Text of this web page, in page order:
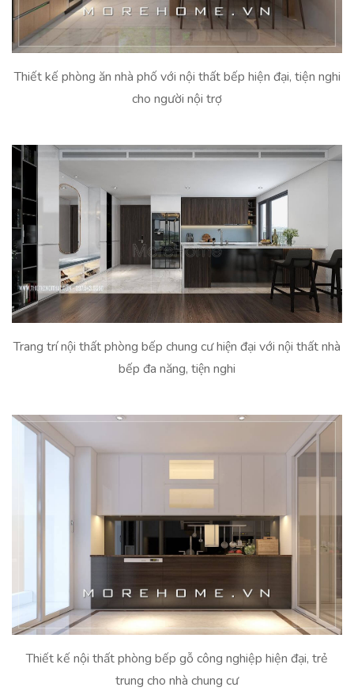
Thiết kế phòng ăn nhà phố với nội thất bếp hiện đại, tiện nghi
cho người nội trợ
Trang trí nội thất phòng bếp chung cư hiện đại với nội thất nhà
bếp đa năng, tiện nghi
Thiết kế nội thất phòng bếp gỗ công nghiệp hiện đại, trẻ
trung cho nhà chung cư